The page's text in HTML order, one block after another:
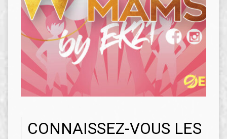
CONNAISSEZ-VOUS LES